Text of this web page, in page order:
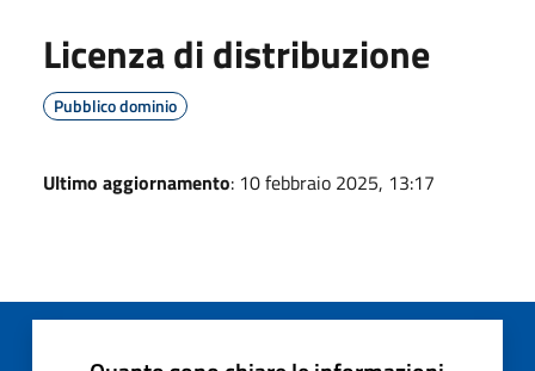
Licenza di distribuzione
Pubblico dominio
Ultimo aggiornamento: 10 febbraio 2025, 13:17